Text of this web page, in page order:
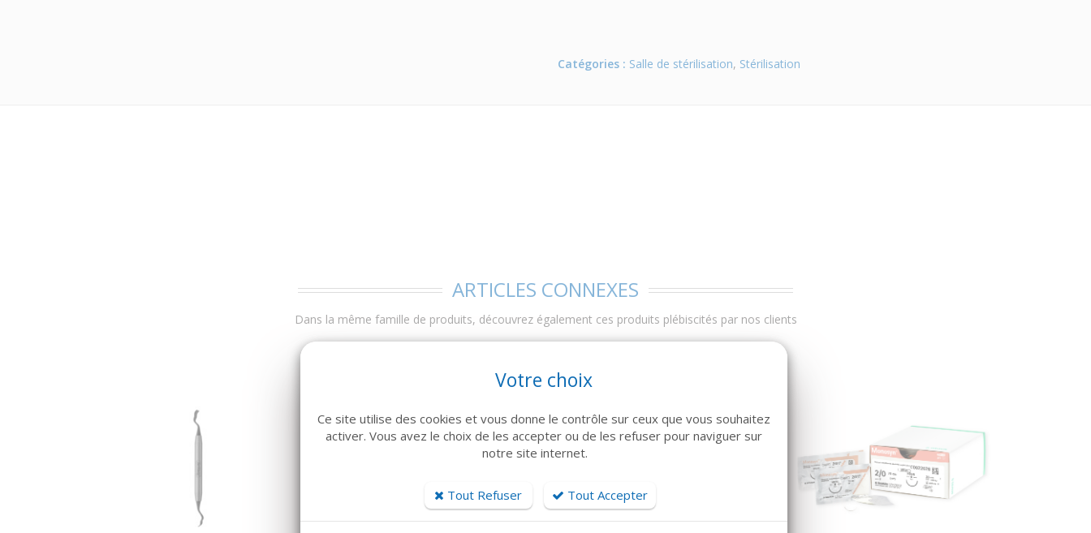
Catégories : Salle de stérilisation, Stérilisation
ARTICLES CONNEXES
Dans la même famille de produits, découvrez également ces produits plébiscités par nos clients
5.22€TTC/PC PAR 22
Votre choix
Ce site utilise des cookies et vous donne le contrôle sur ceux que vous souhaitez
activer. Vous avez le choix de les accepter ou de les refuser pour naviguer sur
notre site internet.
Tout Refuser Tout Accepter